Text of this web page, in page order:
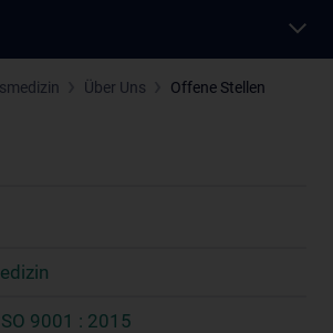
Über Uns Offene Stellen
9001 : 2015